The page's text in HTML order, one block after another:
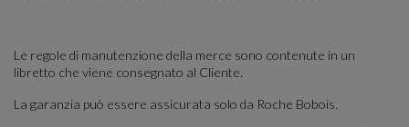
Le regole di manutenzione della merce sono contenute in un
libretto che viene consegnato al Cliente.
La garanzia può essere assicurata solo da Roche Bobois.